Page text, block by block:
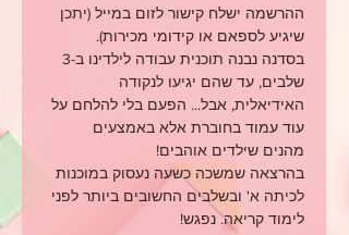
ההרשמה ישלח קישור לזום במייל (יתכן
שיגיע לספאם או קידומי מכירות).
שלבים, עד שהם יגיעו לנקודה
האידיאלית, אבל... הפעם בלי להלחם על
עוד עמוד בחוברת אלא באמצעים
מהנים שילדים אוהבים!
בהרצאה שמשכה כשעה נעסוק במוכנות
לכיתה א' ובשלבים החשובים ביותר לפני
לימוד קריאה. נפגש!